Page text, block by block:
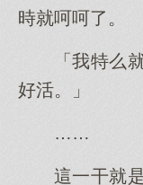
時就呵呵了。
「我特么
好活。」
……
這一干就